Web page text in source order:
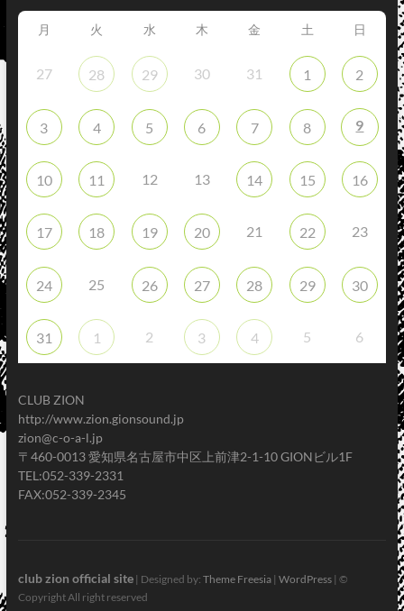
月 火 水 木 金 土 日
27 28 29 30 31 1 2
3 4 5 6 7 8 9
10 11 12 13 14 15 16
17 18 19 20 21 22 23
24 25 26 27 28 29 30
31 1 2 3 4 5 6
CLUB ZION
http://www.zion.gionsound.jp
zion@c-o-a-l.jp
〒460-0013 愛知県名古屋市中区上前津2-1-10 GIONビル1F
TEL:052-339-2331
FAX:052-339-2345
club zion official site| Designed by: Theme Freesia| WordPress| ©
Copyright All right reserved